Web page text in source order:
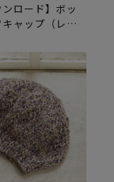
ンロード】ボッ
ャップ（レシ